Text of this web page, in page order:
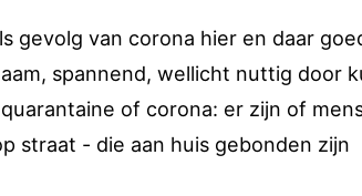
gevolg van corona hier en daar
spannend, wellicht nuttig door
of corona: er zijn of
straat - die aan huis gebonden zijn